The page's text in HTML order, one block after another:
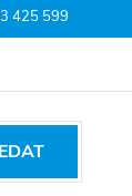
425 599